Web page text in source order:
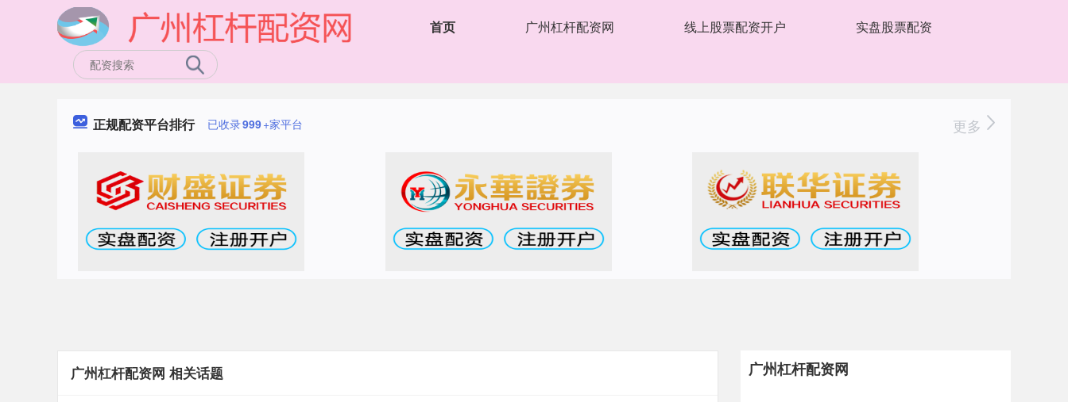
首页 广州杠杆配资网 线上股票配资开户 实盘股票配资
正规配资平台排行 已收录999+家平台 更多
广州杠杆配资网 相关话题 广州杠杆配资网